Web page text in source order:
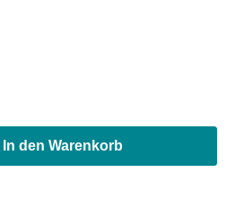
In den Warenkorb